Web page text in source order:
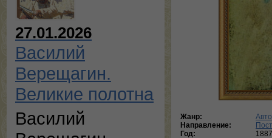
27.01.2026
Василий
Верещагин.
Великие полотна
Василий
Жанр:
Направление:
Год:
1887